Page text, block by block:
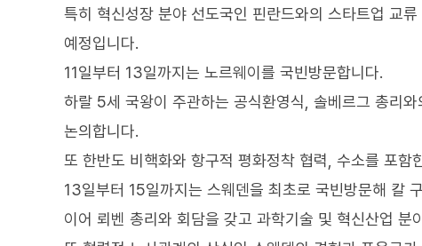
특히 혁신성장 분야 선도국인 핀란드와의 스타트업 교
예정입니다.
11일부터 13일까지는 노르웨이를 국빈방문합니다.
하랄 5세 국왕이 주관하는 공식환영식, 솔베르그 총리
논의합니다.
또 한반도 비핵화와 항구적 평화정착 협력, 수소를 포
13일부터 15일까지는 스웨덴을 최초로 국빈방문해 칼
이어 뢰벤 총리와 회담을 갖고 과학기술 및 혁신산업 분